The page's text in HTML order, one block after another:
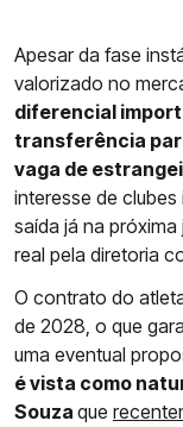
Apesar da fase
valorizado no
diferencial
transferência
vaga de
interesse de
saída já na
real pela diretoria
O contrato do
de 2028, o que
uma eventual
é vista como
Souza que